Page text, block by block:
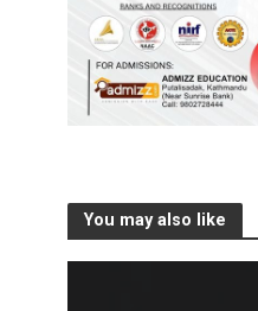
You may also like